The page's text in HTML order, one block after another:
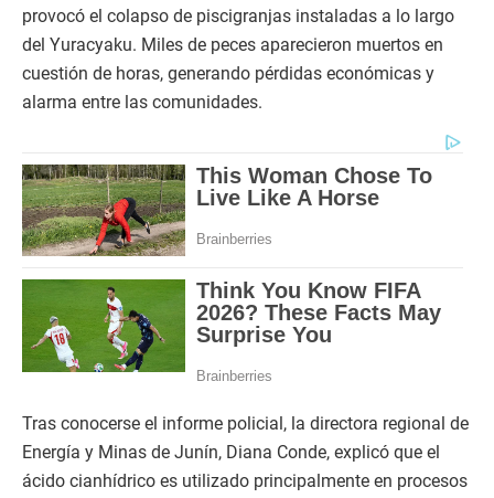
provocó el colapso de piscigranjas instaladas a lo largo
del Yuracyaku. Miles de peces aparecieron muertos en
cuestión de horas, generando pérdidas económicas y
alarma entre las comunidades.
Tras conocerse el informe policial, la directora regional de
Energía y Minas de Junín, Diana Conde, explicó que el
ácido cianhídrico es utilizado principalmente en procesos